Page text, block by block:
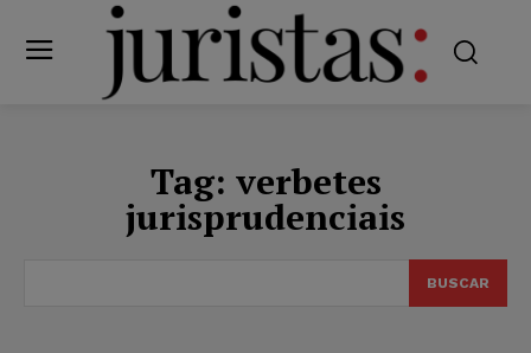
Tag: verbetes
jurisprudenciais
BUSCAR